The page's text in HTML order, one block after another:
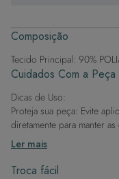
Get the Look:
Combinações
e tecidos leves
para um toque
Este short é a peça
verão, garantindo
situações.
Composição
Tecido Principal: 90%
Cuidados Com a Peça
Dicas de Uso:
Proteja sua peça: Evite
diretamente para manter
Após a piscina: Lembre-
então enxague após sair da
Evite superfícies ásperas:
Ler mais
Troca fácil